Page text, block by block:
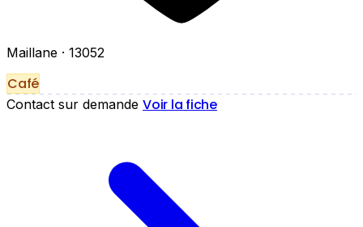
Maillane · 13052
Café
Contact sur demande Voir la fiche